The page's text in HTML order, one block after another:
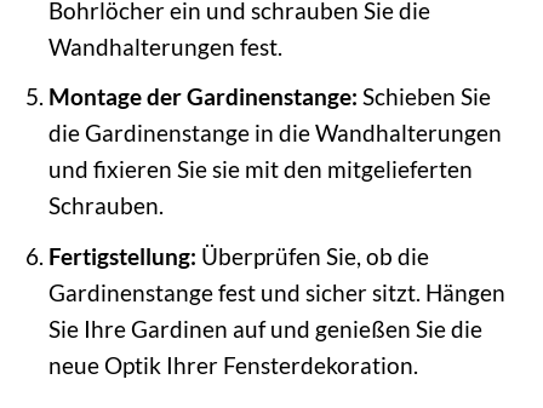
Bohrlöcher ein und schrauben Sie die
Wandhalterungen fest.
Montage der Gardinenstange: Schieben Sie
die Gardinenstange in die Wandhalterungen
und fixieren Sie sie mit den mitgelieferten
Schrauben.
Fertigstellung: Überprüfen Sie, ob die
Gardinenstange fest und sicher sitzt. Hängen
Sie Ihre Gardinen auf und genießen Sie die
neue Optik Ihrer Fensterdekoration.